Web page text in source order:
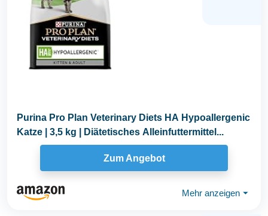
Purina Pro Plan Veterinary Diets HA Hypoallergenic
Katze | 3,5 kg | Diätetisches Alleinfuttermittel...
Zum Angebot
Mehr anzeigen ⏷